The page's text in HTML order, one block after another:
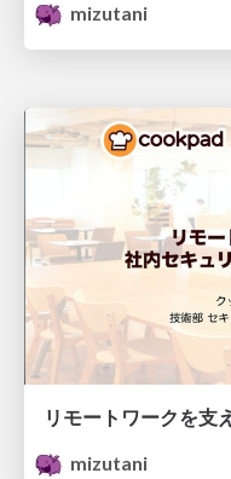
mizutani
mizutani